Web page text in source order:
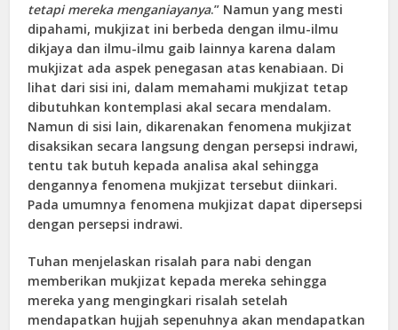
tetapi mereka menganiayanya.” Namun yang mesti
dipahami, mukjizat ini berbeda dengan ilmu-ilmu
dikjaya dan ilmu-ilmu gaib lainnya karena dalam
mukjizat ada aspek penegasan atas kenabiaan. Di
lihat dari sisi ini, dalam memahami mukjizat tetap
dibutuhkan kontemplasi akal secara mendalam.
Namun di sisi lain, dikarenakan fenomena mukjizat
disaksikan secara langsung dengan persepsi indrawi,
tentu tak butuh kepada analisa akal sehingga
dengannya fenomena mukjizat tersebut diinkari.
Pada umumnya fenomena mukjizat dapat dipersepsi
dengan persepsi indrawi.
Tuhan menjelaskan risalah para nabi dengan
memberikan mukjizat kepada mereka sehingga
mereka yang mengingkari risalah setelah
mendapatkan hujjah sepenuhnya akan mendapatkan